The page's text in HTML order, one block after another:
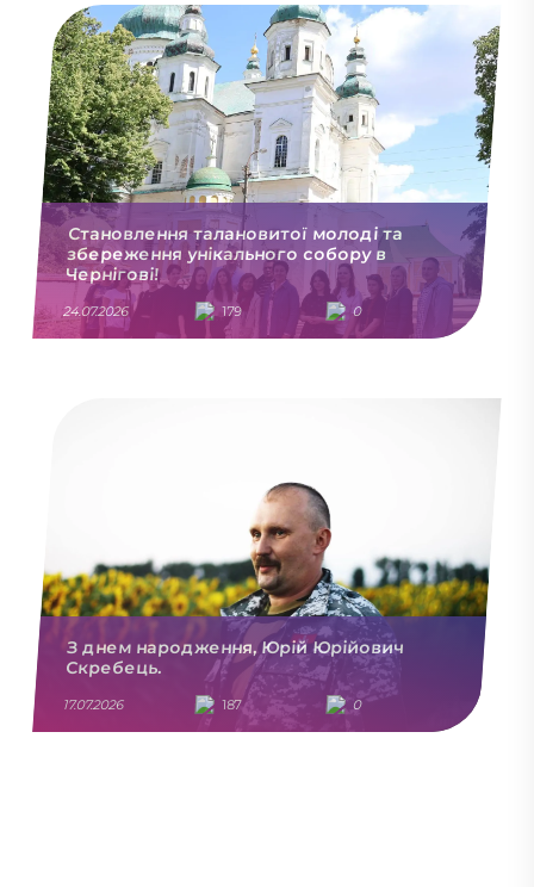
Становлення талановитої молоді та
збереження унікального собору в
Чернігові!
24.07.2026 179 0
З днем народження, Юрій Юрійович
Скребець.
17.07.2026 187 0